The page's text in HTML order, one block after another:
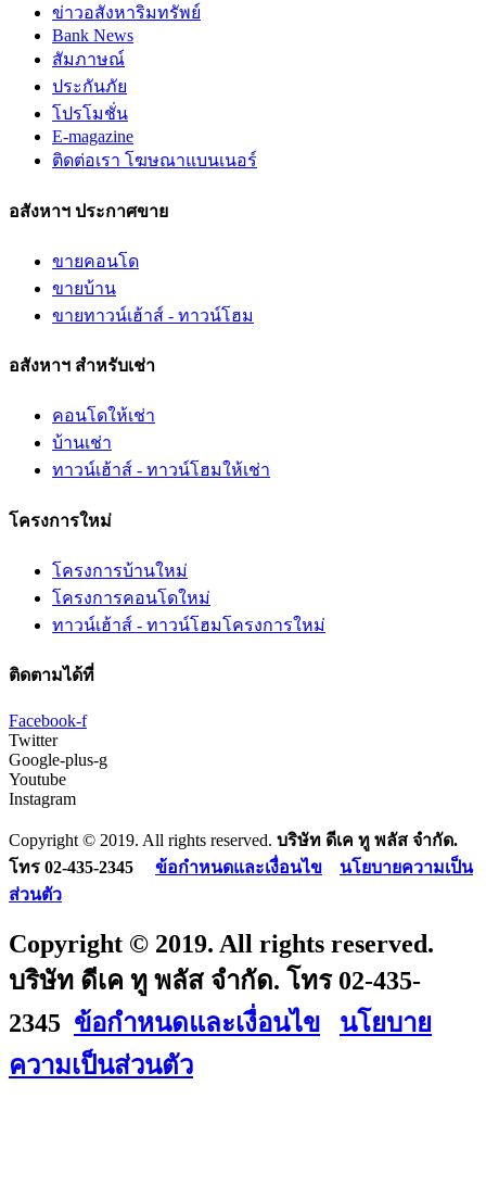
ข่าวอสังหาริมทรัพย์
Bank News
สัมภาษณ์
ประกันภัย
โปรโมชั่น
E-magazine
ติดต่อเรา โฆษณาแบนเนอร์
อสังหาฯ ประกาศขาย
ขายคอนโด
ขายบ้าน
ขายทาวน์เฮ้าส์ - ทาวน์โฮม
อสังหาฯ สำหรับเช่า
คอนโดให้เช่า
บ้านเช่า
ทาวน์เฮ้าส์ - ทาวน์โฮมให้เช่า
โครงการใหม่
โครงการบ้านใหม่
โครงการคอนโดใหม่
ทาวน์เฮ้าส์ - ทาวน์โฮมโครงการใหม่
ติดตามได้ที่
Facebook-f
Twitter
Google-plus-g
Youtube
Instagram
Copyright © 2019. All rights reserved. บริษัท ดีเค ทู พลัส จำกัด.
โทร 02-435-2345
ข้อกำหนดและเงื่อนไข
นโยบายความเป็น
ส่วนตัว
Copyright © 2019. All rights reserved.
บริษัท ดีเค ทู พลัส จำกัด. โทร 02-435-
2345 ข้อกำหนดและเงื่อนไข
นโยบาย
ความเป็นส่วนตัว